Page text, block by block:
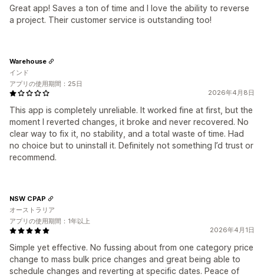
Great app! Saves a ton of time and I love the ability to reverse
a project. Their customer service is outstanding too!
2026年4月8日
This app is completely unreliable. It worked fine at first, but the
moment I reverted changes, it broke and never recovered. No
clear way to fix it, no stability, and a total waste of time. Had
no choice but to uninstall it. Definitely not something I’d trust or
recommend.
Warehouse
インド
アプリの使用期間：25日
2026年4月1日
Simple yet effective. No fussing about from one category price
change to mass bulk price changes and great being able to
schedule changes and reverting at specific dates. Peace of
NSW CPAP
オーストラリア
アプリの使用期間：1年以上